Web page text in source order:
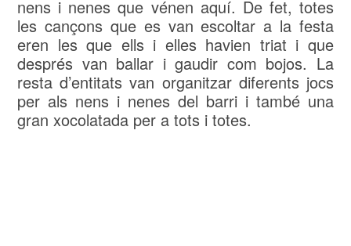
nens i nenes que vénen aquí. De fet, totes
les cançons que es van escoltar a la festa
eren les que ells i elles havien triat i que
després van ballar i gaudir com bojos. La
resta d’entitats van organitzar diferents jocs
per als nens i nenes del barri i també una
gran xocolatada per a tots i totes.